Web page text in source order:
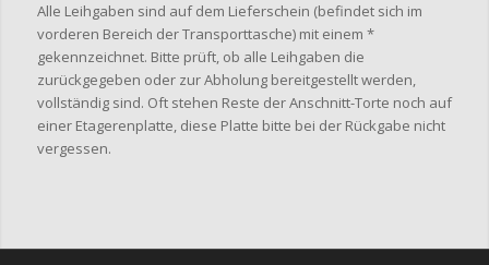
Alle Leihgaben sind auf dem Lieferschein (befindet sich im
vorderen Bereich der Transporttasche) mit einem *
gekennzeichnet. Bitte prüft, ob alle Leihgaben die
zurückgegeben oder zur Abholung bereitgestellt werden,
vollständig sind. Oft stehen Reste der Anschnitt-Torte noch auf
einer Etagerenplatte, diese Platte bitte bei der Rückgabe nicht
vergessen.